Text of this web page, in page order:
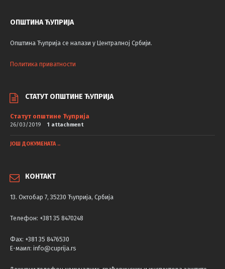
ОПШТИНА ЋУПРИЈА
Општина Ћуприја се налази у Централној Србији.
Политика приватности
СТАТУТ ОПШТИНЕ ЋУПРИЈА
Статут општине Ћуприја
26/03/2019 1 attachment
ЈОШ ДОКУМЕНАТА ..
КОНТАКТ
13. Октобар 7, 35230 Ћуприја, Србија
Телефон: +381 35 8470248
Фаx: +381 35 8476530
Е-маил: info@cuprija.rs